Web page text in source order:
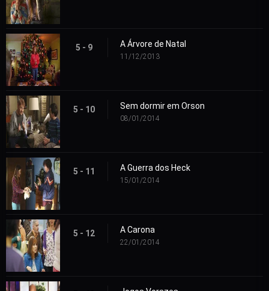
5 - 9 A Árvore de Natal
11/12/2013
5 - 10 Sem dormir em Orson
08/01/2014
5 - 11 A Guerra dos Heck
15/01/2014
5 - 12 A Carona
22/01/2014